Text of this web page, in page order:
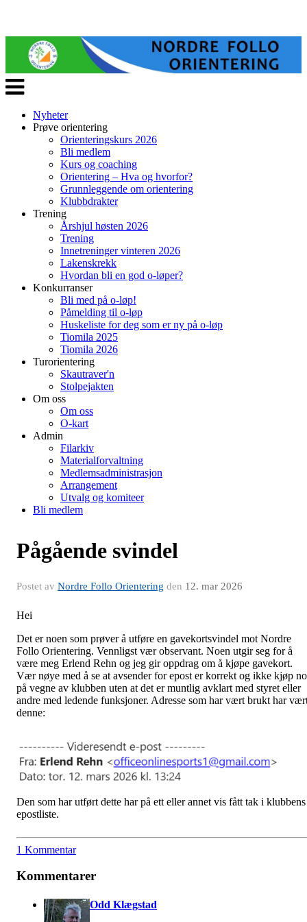
Veksle
navigasjon
Nyheter
Prøve orientering
Orienteringskurs 2026
Bli medlem
Kurs og coaching
Orientering – Hva og hvorfor?
Grunnleggende om orientering
Klubbdrakter
Trening
Årshjul høsten 2026
Trening
Innetreninger vinteren 2026
Lakenskrekk
Hvordan bli en god o-løper?
Konkurranser
Bli med på o-løp!
Påmelding til o-løp
Huskeliste for deg som er ny på o-løp
Tiomila 2025
Tiomila 2026
Turorientering
Skautraver'n
Stolpejakten
Om oss
Om oss
O-kart
Admin
Filarkiv
Materialforvaltning
Medlemsadministrasjon
Arrangement
Utvalg og komiteer
Bli medlem
Pågående svindel
Postet av Nordre Follo Orientering den 12. mar 2026
Hei
Det er noen som prøver å utføre en gavekortsvindel mot Nordre
Follo Orientering. Vennligst vær observant. Noen utgir seg for å
være meg Erlend Rehn og jeg gir oppdrag om å kjøpe gavekort.
Vær nøye med å se at avsender for epost er korrekt og ikke kjøp
på vegne av klubben uten at det er muntlig avklart med styret eller
andre med ledende funksjoner. Adresse som har vært brukt har
denne:
Den som har utført dette har på ett eller annet vis fått tak i klubbens
epostliste.
1 Kommentar
Kommentarer
Odd Klægstad